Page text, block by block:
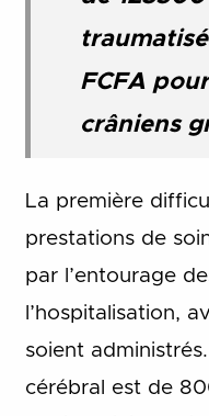
FCFA
crâniens
La première
prestations de
par l’entourage
l’hospitalisation,
soient
cérébral est de